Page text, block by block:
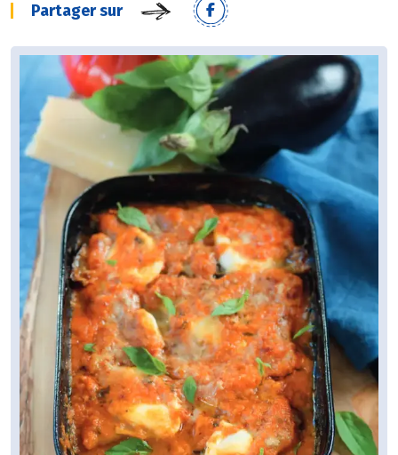
Partager sur